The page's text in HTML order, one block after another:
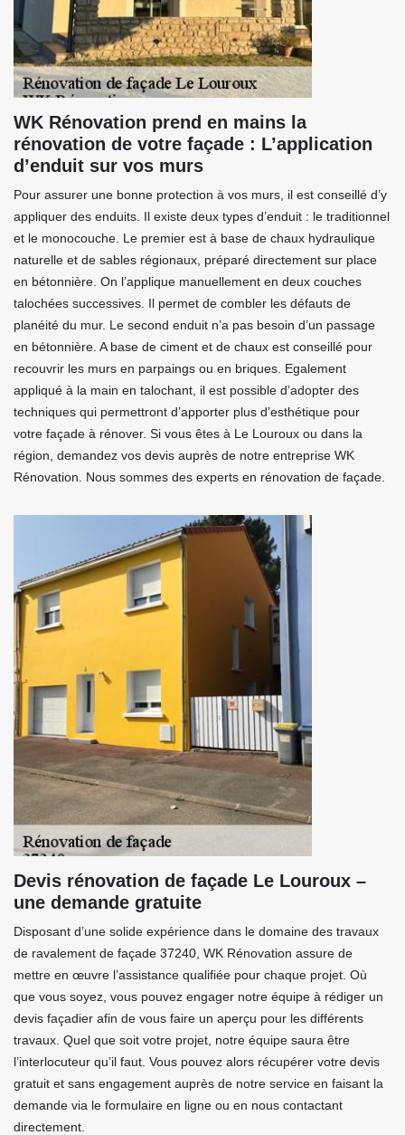
WK Rénovation prend en mains la
rénovation de votre façade : L’application
d’enduit sur vos murs
Pour assurer une bonne protection à vos murs, il est conseillé d’y
appliquer des enduits. Il existe deux types d’enduit : le traditionnel
et le monocouche. Le premier est à base de chaux hydraulique
naturelle et de sables régionaux, préparé directement sur place
en bétonnière. On l’applique manuellement en deux couches
talochées successives. Il permet de combler les défauts de
planéité du mur. Le second enduit n’a pas besoin d’un passage
en bétonnière. A base de ciment et de chaux est conseillé pour
recouvrir les murs en parpaings ou en briques. Egalement
appliqué à la main en talochant, il est possible d’adopter des
techniques qui permettront d’apporter plus d’esthétique pour
votre façade à rénover. Si vous êtes à Le Louroux ou dans la
région, demandez vos devis auprès de notre entreprise WK
Rénovation. Nous sommes des experts en rénovation de façade.
Devis rénovation de façade Le Louroux –
une demande gratuite
Disposant d’une solide expérience dans le domaine des travaux
de ravalement de façade 37240, WK Rénovation assure de
mettre en œuvre l’assistance qualifiée pour chaque projet. Où
que vous soyez, vous pouvez engager notre équipe à rédiger un
devis façadier afin de vous faire un aperçu pour les différents
travaux. Quel que soit votre projet, notre équipe saura être
l’interlocuteur qu’il faut. Vous pouvez alors récupérer votre devis
gratuit et sans engagement auprès de notre service en faisant la
demande via le formulaire en ligne ou en nous contactant
directement.